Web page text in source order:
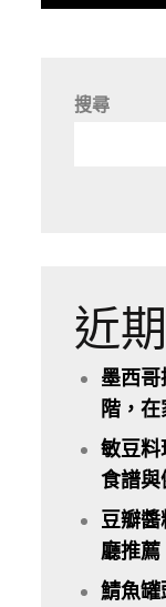
搜尋
近
墨西
階，
敏豆
食譜
豆瓣
廳推薦
鯖魚